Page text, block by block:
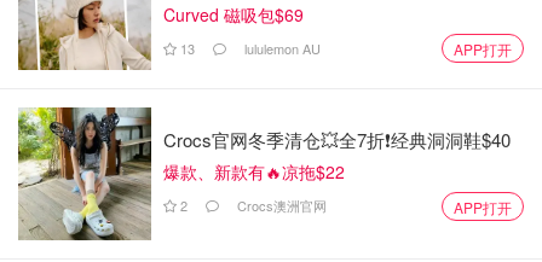
Curved 磁吸包$69
13 lululemon AU APP打开
Crocs官网冬季清仓💥全7折❗经典洞洞鞋$40
爆款、新款有🔥凉拖$22
2 Crocs澳洲官网 APP打开